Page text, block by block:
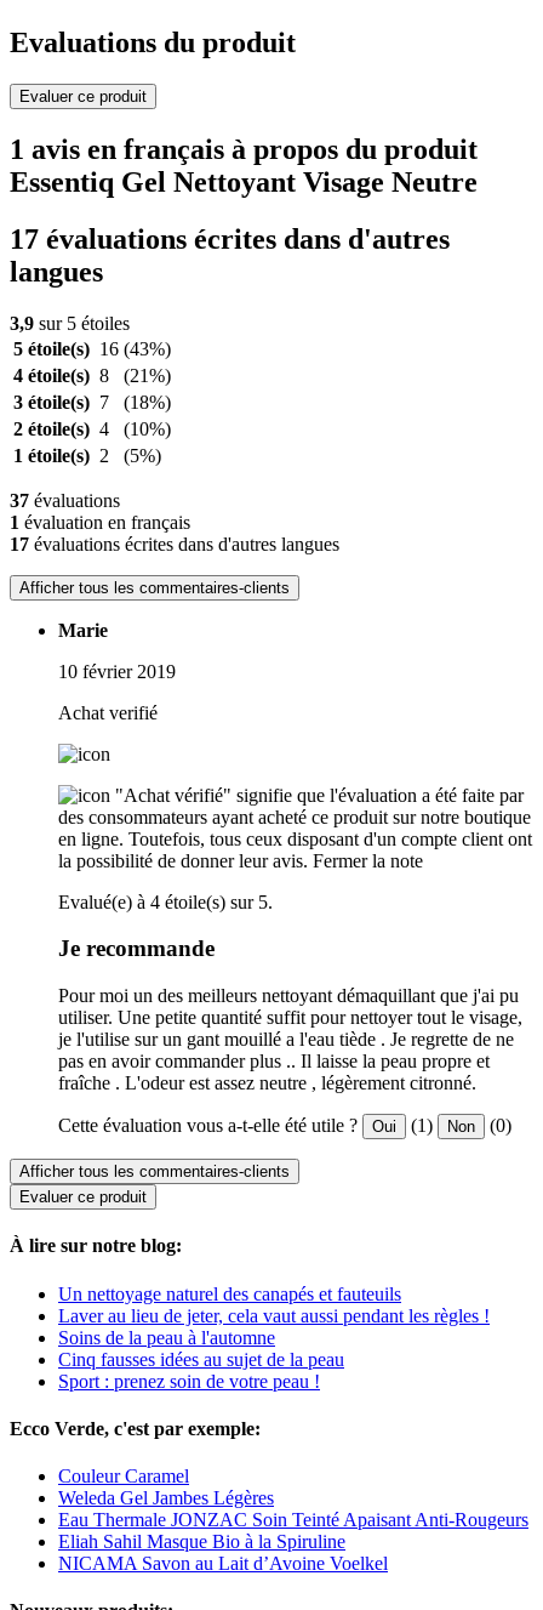
Evaluations du produit
Evaluer ce produit
1 avis en français à propos du produit
Essentiq Gel Nettoyant Visage Neutre
17 évaluations écrites dans d'autres
langues
3,9 sur 5 étoiles
5 étoile(s) 16 (43%)
4 étoile(s) 8
(21%)
3 étoile(s) 7
(18%)
2 étoile(s) 4
(10%)
1 étoile(s) 2 (5%)
37 évaluations
1 évaluation en français
17 évaluations écrites dans d'autres langues
Afficher tous les commentaires-clients
Marie
10 février 2019
Achat verifié
"Achat vérifié" signifie que l'évaluation a été faite par
des consommateurs ayant acheté ce produit sur notre boutique
en ligne. Toutefois, tous ceux disposant d'un compte client ont
la possibilité de donner leur avis. Fermer la note
Evalué(e) à 4 étoile(s) sur 5.
Je recommande
Pour moi un des meilleurs nettoyant démaquillant que j'ai pu
utiliser. Une petite quantité suffit pour nettoyer tout le visage,
je l'utilise sur un gant mouillé a l'eau tiède . Je regrette de ne
pas en avoir commander plus .. Il laisse la peau propre et
fraîche . L'odeur est assez neutre , légèrement citronné.
Cette évaluation vous a-t-elle été utile ? Oui (1) Non (0)
Afficher tous les commentaires-clients
Evaluer ce produit
À lire sur notre blog:
Un nettoyage naturel des canapés et fauteuils
Laver au lieu de jeter, cela vaut aussi pendant les règles !
Soins de la peau à l'automne
Cinq fausses idées au sujet de la peau
Sport : prenez soin de votre peau !
Ecco Verde, c'est par exemple:
Couleur Caramel
Weleda Gel Jambes Légères
Eau Thermale JONZAC Soin Teinté Apaisant Anti-Rougeurs
Eliah Sahil Masque Bio à la Spiruline
NICAMA Savon au Lait d’Avoine Voelkel